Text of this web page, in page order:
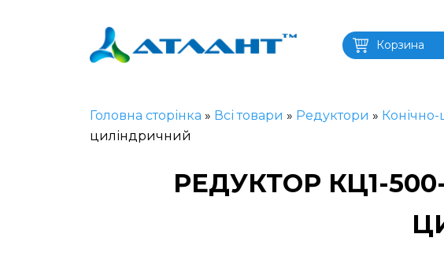
Корзина
Головна сторінка » Всі товари » Редуктори »
циліндричний
РЕДУКТОР КЦ1-